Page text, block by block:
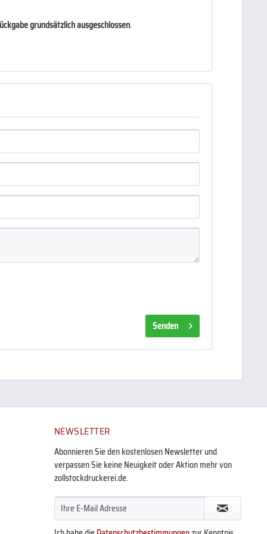
grundsätzlich ausgeschlossen.
Senden
NEWSLETTER
Abonnieren Sie den kostenlosen Newsletter und
verpassen Sie keine Neuigkeit oder Aktion mehr von
zollstockdruckerei.de.